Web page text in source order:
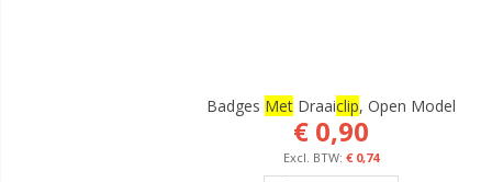
Badges Met DraaiClip, Open Model
€ 0,90
€ 0,74